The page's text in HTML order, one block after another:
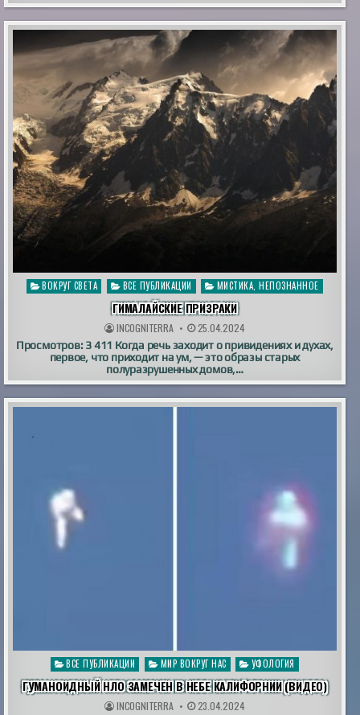
Опубликовано
в
ВОКРУГ СВЕТА ВСЕ ПУБЛИКАЦИИ МИСТИКА, НЕПОЗНАННОЕ
ГИМАЛАЙСКИЕ ПРИЗРАКИ
INCOGNITERRA 25.04.2024
Просмотров: 3 411 Когда речь заходит о привидениях и духах,
первое, что приходит на ум, — это образы старых
полуразрушенных домов,…
Опубликовано
в
ВСЕ ПУБЛИКАЦИИ МИР ВОКРУГ НАС УФОЛОГИЯ
ГУМАНОИДНЫЙ НЛО ЗАМЕЧЕН В НЕБЕ КАЛИФОРНИИ (ВИДЕО)
INCOGNITERRA 23.04.2024